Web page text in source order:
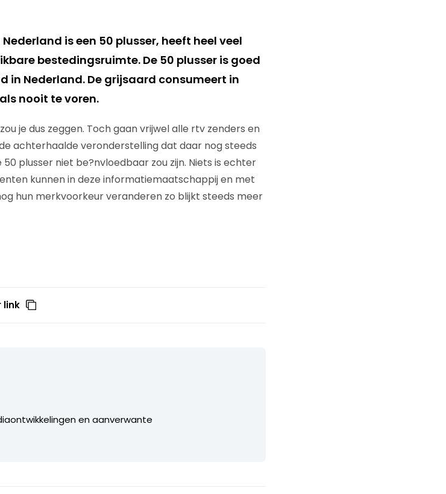
is een 50 plusser, heeft heel veel
bestedingsruimte. De 50 plusser is goed
in Nederland. De grijsaard consumeert in
nooit te voren.
je dus zeggen. Toch gaan vrijwel alle rtv zenders en
achterhaalde veronderstelling dat daar nog steeds
plusser niet be?nvloedbaar zou zijn. Niets is echter
kunnen in deze informatiemaatschappij en met
hun merkvoorkeur veranderen zo blijkt steeds meer
link
en aanverwante